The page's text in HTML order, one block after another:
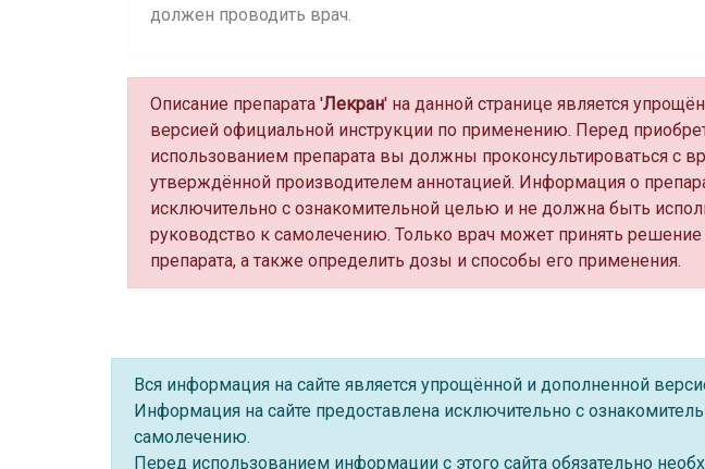
должен проводить врач.
Описание препарата 'Лекран' на данной странице является
версией официальной инструкции по применению. Перед
использованием препарата вы должны проконсультироваться с
утверждённой производителем аннотацией. Информация о
исключительно с ознакомительной целью и не должна быть
руководство к самолечению. Только врач может принять решение
препарата, а также определить дозы и способы его применения.
Вся информация на сайте является упрощённой и дополненной
Информация на сайте предоставлена исключительно с
самолечению.
Перед использованием информации с этого сайта обязательно